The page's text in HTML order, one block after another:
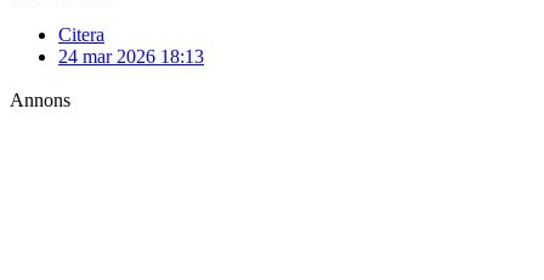
Citera
24 mar 2026 18:13
Annons